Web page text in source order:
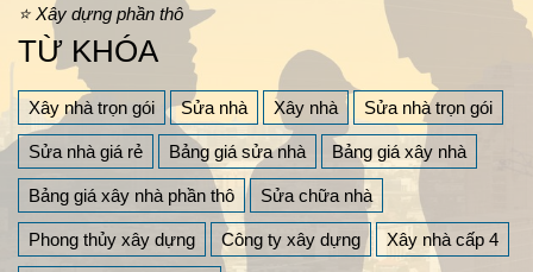
⭐ Xây dựng phần thô
TỪ KHÓA
Xây nhà trọn gói Sửa nhà Xây nhà Sửa nhà trọn gói
Sửa nhà giá rẻ Bảng giá sửa nhà Bảng giá xây nhà
Bảng giá xây nhà phần thô Sửa chữa nhà
Phong thủy xây dựng Công ty xây dựng Xây nhà cấp 4